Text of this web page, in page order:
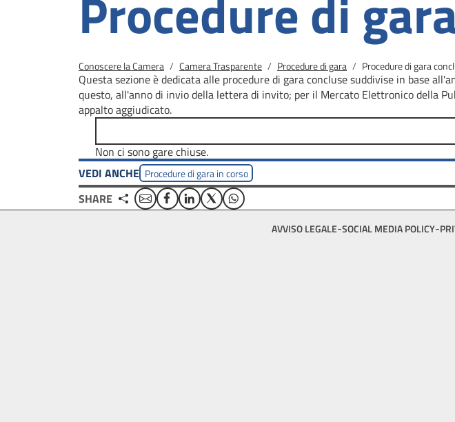
Briciole di pane
Conoscere la Camera Camera Trasparente Procedure di gara Procedure di gara
Questa sezione è dedicata alle procedure di gara concluse suddivise in base
questo, all'anno di invio della lettera di invito; per il Mercato Elettronico della
appalto aggiudicato.
Non ci sono gare chiuse.
VEDI ANCHE Procedure di gara in corso
SHARE EmailFacebookLinkedinTwitterWhatsApp
AVVISO LEGALE SOCIAL MEDIA POLICY